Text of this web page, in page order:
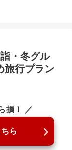
・冬グル
旅行プラン
損！ ／
ら